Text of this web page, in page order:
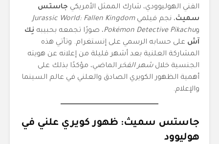
الفني الهوليوودي، شارك الممثل الأمريكي جاستس
سميث، نجم فيلميJurassic World: Fallen Kingdom
وPokémon Detective Pikachu، صورًا تجمعه بحبيبه نِك
آش على حسابه الرسمي على إنستغرام. وتأتي هذه
المشاركة العلنية بعد أشهر قليلة من إعلانه عن هويته
الجنسية خلالشهر الفخر الماضي، مؤكدًا بذلك على
أهمية الظهور الكويري الصادق والعلني في عالم السينما
والإعلام.
جاستس سميث: ظهور كويري علني في
هوليوود